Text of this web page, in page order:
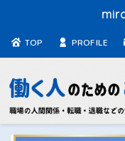
TOP PROFILE